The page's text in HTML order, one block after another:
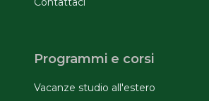
Programmi e corsi
Vacanze studio all'estero